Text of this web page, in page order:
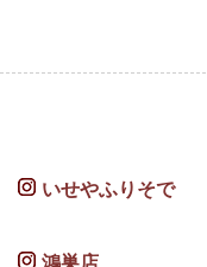
いせやふりそで
鴻巣店